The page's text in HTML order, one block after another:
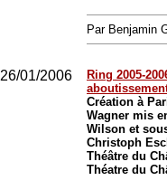
Par Benjamin
26/01/2006
Ring 2005-
Création à
Wagner mis
Wilson et
Christoph
Théâtre du
Théatre du